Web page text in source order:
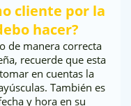
cliente por la
hacer?
de manera correcta
recuerde que esta
en cuentas la
También es
y hora en su